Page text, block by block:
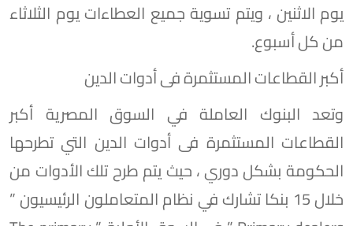
يوم الاثنين ، ويتم تسوية جميع العطاءات يوم الثلاثاء
من كل أسبوع.
أكبر القطاعات المستثمرة فى أدوات الدين
وتعد البنوك العاملة في السوق المصرية أكبر
القطاعات المستثمرة فى أدوات الدين التي تطرحها
الحكومة بشكل دوري ، حيث يتم طرح تلك الأدوات من
خلال 15 بنكا تشارك في نظام المتعاملون الرئيسيون ”